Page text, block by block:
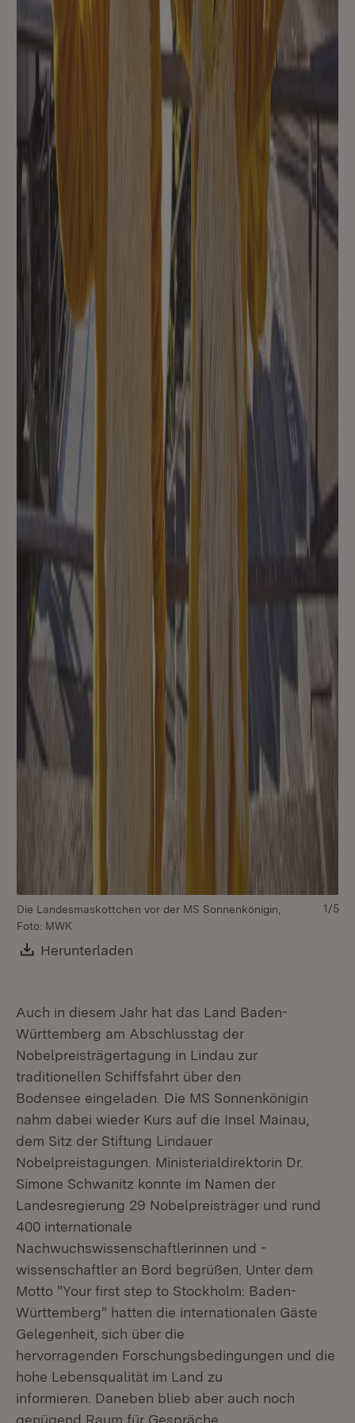
Die Landesmaskottchen vor der MS Sonnenkönigin,
Foto: MWK
Download:
Herunterladen
1/5
Auch in diesem Jahr hat das Land Baden-
Württemberg am Abschlusstag der
Nobelpreisträgertagung in Lindau zur
traditionellen Schiffsfahrt über den
Bodensee eingeladen. Die MS Sonnenkönigin
nahm dabei wieder Kurs auf die Insel Mainau,
dem Sitz der Stiftung Lindauer
Nobelpreistagungen. Ministerialdirektorin Dr.
Simone Schwanitz konnte im Namen der
Landesregierung 29 Nobelpreisträger und rund
400 internationale
Nachwuchswissenschaftlerinnen und -
wissenschaftler an Bord begrüßen. Unter dem
Motto "Your first step to Stockholm: Baden-
Württemberg" hatten die internationalen Gäste
Gelegenheit, sich über die
hervorragenden Forschungsbedingungen und die
hohe Lebensqualität im Land zu
informieren. Daneben blieb aber auch noch
genügend Raum für Gespräche.